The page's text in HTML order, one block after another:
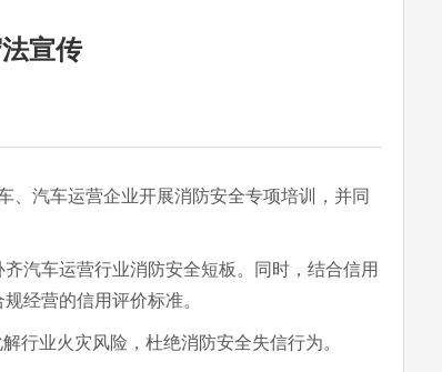
宣传
汽车运营企业开展消防安全专项培训，并同
汽车运营行业消防安全短板。同时，结合信用
经营的信用评价标准。
业火灾风险，杜绝消防安全失信行为。